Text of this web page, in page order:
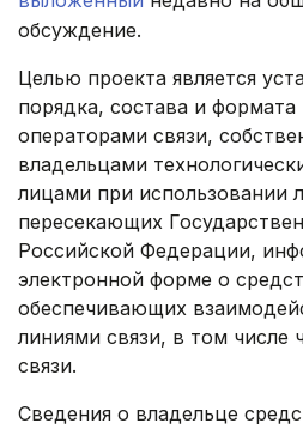
обсуждение.
Целью проекта является
порядка, состава и формата
операторами связи,
владельцами
лицами при использовании
пересекающих
Российской Федерации,
электронной форме о
обеспечивающих
линиями связи, в том числе
связи.
Сведения о владельце